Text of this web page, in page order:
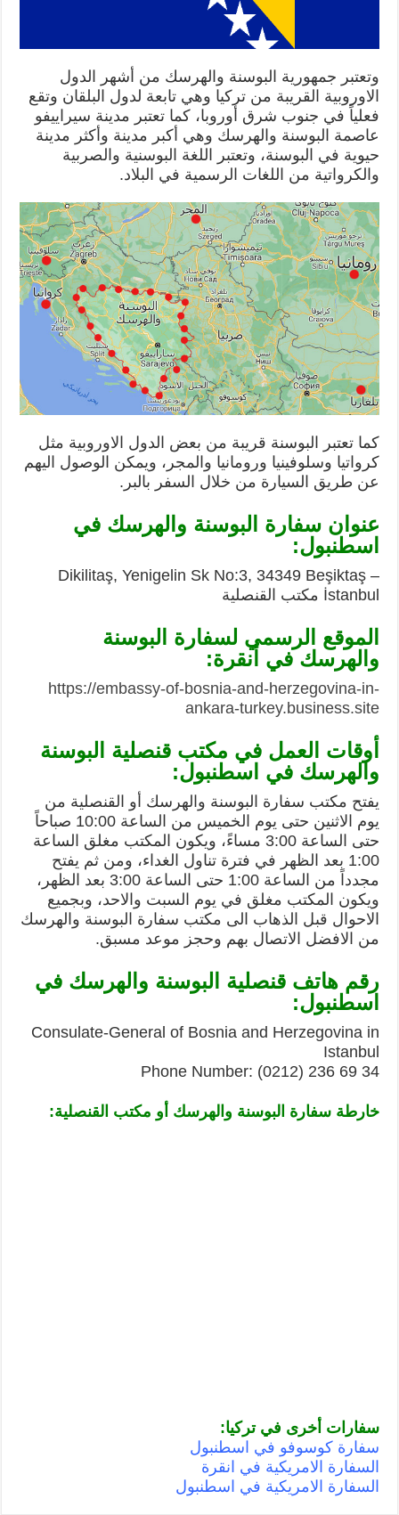
وتعتبر جمهورية البوسنة والهرسك من أشهر الدول
الاوروبية القريبة من تركيا وهي تابعة لدول البلقان وتقع
فعلياً في جنوب شرق أوروبا، كما تعتبر مدينة سيراييفو
عاصمة البوسنة والهرسك وهي أكبر مدينة وأكثر مدينة
حيوية في البوسنة، وتعتبر اللغة البوسنية والصربية
والكرواتية من اللغات الرسمية في البلاد.
كما تعتبر البوسنة قريبة من بعض الدول الاوروبية مثل
كرواتيا وسلوفينيا ورومانيا والمجر، ويمكن الوصول اليهم
عن طريق السيارة من خلال السفر بالبر.
عنوان سفارة البوسنة والهرسك في
اسطنبول:
Dikilitaş, Yenigelin Sk No:3, 34349 Beşiktaş –
İstanbul مكتب القنصلية
الموقع الرسمي لسفارة البوسنة
والهرسك في أنقرة:
https://embassy-of-bosnia-and-herzegovina-in-
ankara-turkey.business.site
أوقات العمل في مكتب قنصلية البوسنة
والهرسك في اسطنبول:
يفتح مكتب سفارة البوسنة والهرسك أو القنصلية من
يوم الاثنين حتى يوم الخميس من الساعة 10:00 صباحاً
حتى الساعة 3:00 مساءً، ويكون المكتب مغلق الساعة
1:00 بعد الظهر في فترة تناول الغداء، ومن ثم يفتح
مجدداً من الساعة 1:00 حتى الساعة 3:00 بعد الظهر،
ويكون المكتب مغلق في يوم السبت والاحد، وبجميع
الاحوال قبل الذهاب الى مكتب سفارة البوسنة والهرسك
من الافضل الاتصال بهم وحجز موعد مسبق.
رقم هاتف قنصلية البوسنة والهرسك في
اسطنبول:
Consulate-General of Bosnia and Herzegovina in
Istanbul
Phone Number: (0212) 236 69 34
خارطة سفارة البوسنة والهرسك أو مكتب القنصلية:
سفارات أخرى في تركيا:
سفارة كوسوفو في اسطنبول
السفارة الامريكية في انقرة
السفارة الامريكية في اسطنبول